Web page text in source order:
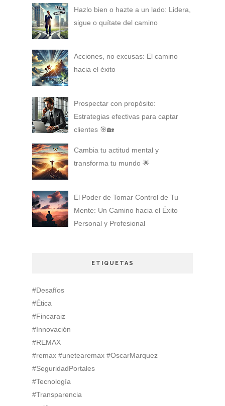
Hazlo bien o hazte a un lado: Lidera,
sigue o quítate del camino
Acciones, no excusas: El camino
hacia el éxito
Prospectar con propósito:
Estrategias efectivas para captar
clientes 🎯🏡
Cambia tu actitud mental y
transforma tu mundo 🌟
El Poder de Tomar Control de Tu
Mente: Un Camino hacia el Éxito
Personal y Profesional
ETIQUETAS
#Desafíos
#Ética
#Fincaraiz
#Innovación
#REMAX
#remax #unetearemax #OscarMarquez
#SeguridadPortales
#Tecnología
#Transparencia